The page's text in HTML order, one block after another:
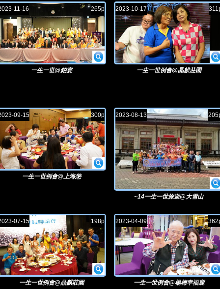
11-16 265p
一生一世@鉑宴
2023-10-17
一生一世例會@晶麒莊園
09-15 300p
一生一世例會@上海怹
2023-08-13
~14一生一世旅遊@大雪山
07-15 198p
一生一世例會@晶麒莊園
2023-04-09
一生一世例會@楊梅幸福鹿